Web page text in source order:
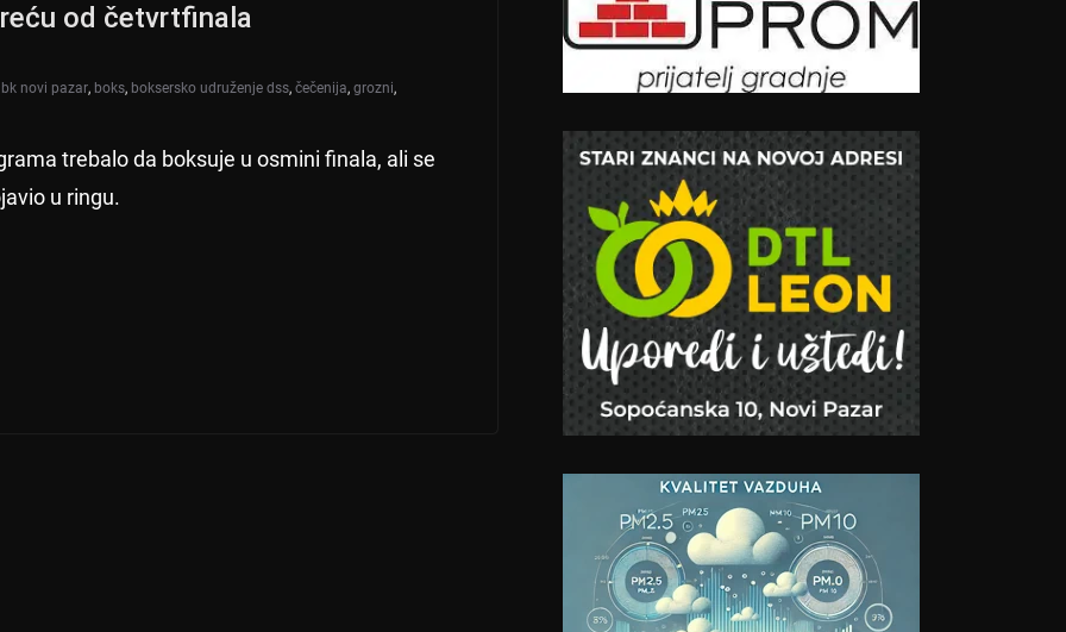
od četvrtfinala
bk novi pazar, boks, boksersko udruženje dss, čečenija, grozni,
trebalo da boksuje u osmini finala, ali se
u ringu.